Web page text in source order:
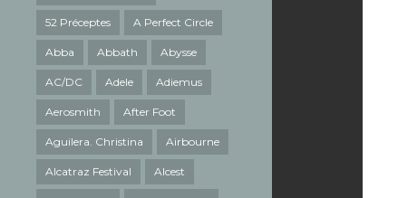
52 Préceptes A Perfect Circle
Abba Abbath Abysse
AC/DC Adele Adiemus
Aerosmith After Foot
Aguilera. Christina Airbourne
Alcatraz Festival Alcest